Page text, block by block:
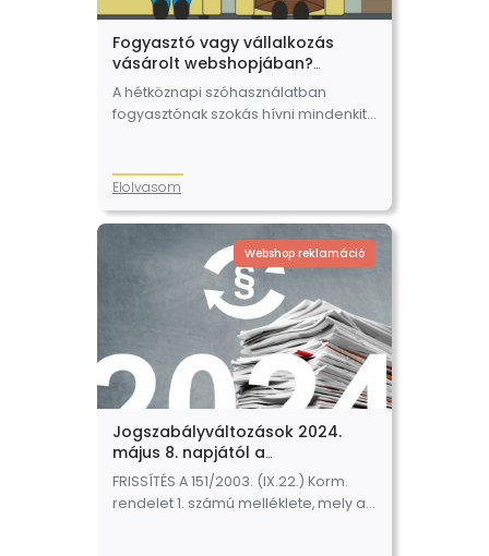
Fogyasztó vagy vállalkozás
vásárolt webshopjában?
Megnézzük mi a kettő között a
különbség.
A hétköznapi szóhasználatban
fogyasztónak szokás hívni mindenkit,
annak, hogy sokszor
üzemeltető is abban, hogy
Elolvasom
Webshop reklamáció
Jogszabályváltozások 2024.
május 8. napjától a
webshopoknál. FRISSÍTVE –
2024.05.09.
FRISSÍTÉS A 151/2003. (IX.22.) Korm.
rendelet 1. számú melléklete, mely a